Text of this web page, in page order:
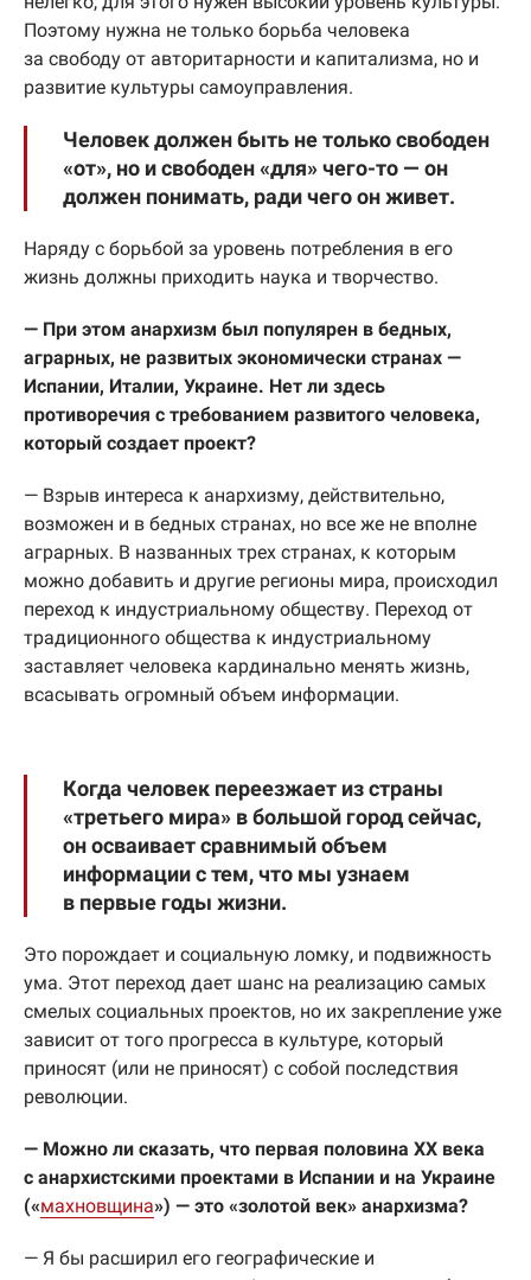
Поэтому нужна не только борьба человека
за свободу от авторитарности и капитализма, но и
развитие культуры самоуправления.
Человек должен быть не только свободен
«от», но и свободен «для» чего-то — он
должен понимать, ради чего он живет.
Наряду с борьбой за уровень потребления в его
жизнь должны приходить наука и творчество.
— При этом анархизм был популярен в бедных,
аграрных, не развитых экономически странах —
Испании, Италии, Украине. Нет ли здесь
противоречия с требованием развитого человека,
который создает проект?
— Взрыв интереса к анархизму, действительно,
возможен и в бедных странах, но все же не вполне
аграрных. В названных трех странах, к которым
можно добавить и другие регионы мира, происходил
переход к индустриальному обществу. Переход от
традиционного общества к индустриальному
заставляет человека кардинально менять жизнь,
всасывать огромный объем информации.
Когда человек переезжает из страны
«третьего мира» в большой город сейчас,
он осваивает сравнимый объем
информации с тем, что мы узнаем
в первые годы жизни.
Это порождает и социальную ломку, и подвижность
ума. Этот переход дает шанс на реализацию самых
смелых социальных проектов, но их закрепление уже
зависит от того прогресса в культуре, который
приносят (или не приносят) с собой последствия
революции.
— Можно ли сказать, что первая половина XX века
с анархистскими проектами в Испании и на Украине
(«махновщина») — это «золотой век» анархизма?
— Я бы расширил его географические и